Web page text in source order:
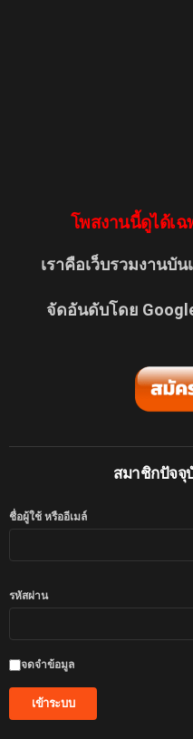
โพสงานนี้ดูได้เ
เราคือเว็บรวมงานบั
จัดอันดับโดย
สมาชิกปัจจุ
ชื่อผู้ใช้ หรืออีเมล์
รหัสผ่าน
จดจำข้อมูล